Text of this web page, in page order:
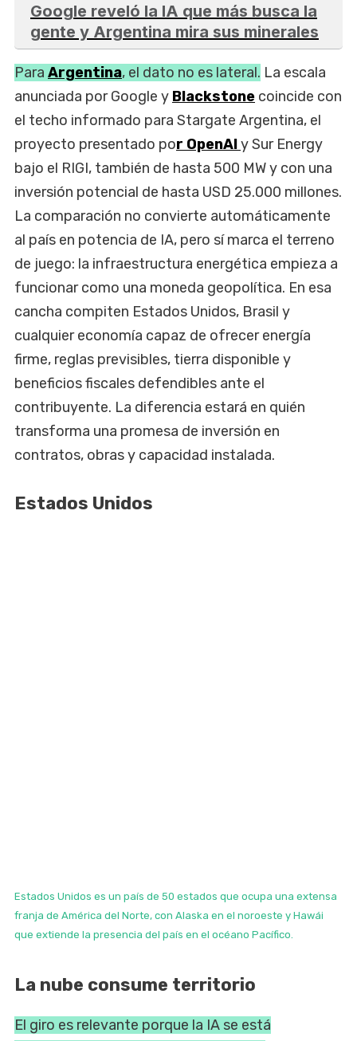
Google reveló la IA que más busca la
gente y Argentina mira sus minerales
Para Argentina, el dato no es lateral. La escala
anunciada por Google y Blackstone coincide con
el techo informado para Stargate Argentina, el
proyecto presentado por OpenAIy Sur Energy
bajo el RIGI, también de hasta 500 MW y con una
inversión potencial de hasta USD 25.000 millones.
La comparación no convierte automáticamente
al país en potencia de IA, pero sí marca el terreno
de juego: la infraestructura energética empieza a
funcionar como una moneda geopolítica. En esa
cancha compiten Estados Unidos, Brasil y
cualquier economía capaz de ofrecer energía
firme, reglas previsibles, tierra disponible y
beneficios fiscales defendibles ante el
contribuyente. La diferencia estará en quién
transforma una promesa de inversión en
contratos, obras y capacidad instalada.
Estados Unidos
Estados Unidos es un país de 50 estados que ocupa una extensa
franja de América del Norte, con Alaska en el noroeste y Hawái
que extiende la presencia del país en el océano Pacífico.
La nube consume territorio
El giro es relevante porque la IA se está